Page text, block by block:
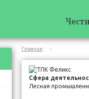
Главная
Сфера
Лесная